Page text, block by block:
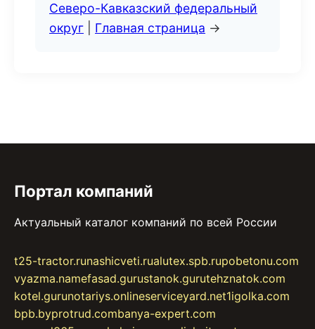
Северо-Кавказский федеральный
округ
Главная страница →
Портал компаний
Актуальный каталог компаний по всей России
t25-tractor.runashicveti.rualutex.spb.rupobetonu.com
vyazma.namefasad.gurustanok.gurutehznatok.com
kotel.gurunotariys.onlineserviceyard.net1igolka.com
bpb.byprotrud.combanya-expert.com